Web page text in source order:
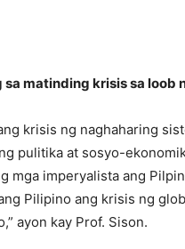
sa matinding krisis sa loob
krisis ng naghaharing
pulitika at sosyo-
mga imperyalista ang
Pilipino ang krisis ng
ayon kay Prof. Sison.